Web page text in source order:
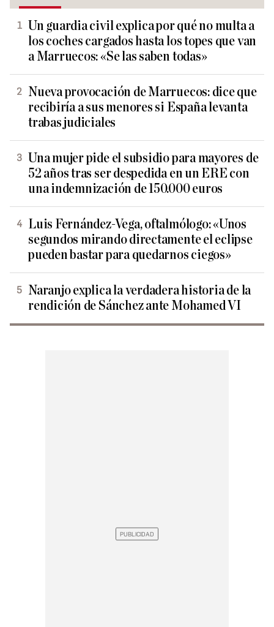
Un guardia civil explica por qué no multa a
los coches cargados hasta los topes que van
a Marruecos: «Se las saben todas»
Nueva provocación de Marruecos: dice que
recibiría a sus menores si España levanta
trabas judiciales
Una mujer pide el subsidio para mayores de
52 años tras ser despedida en un ERE con
una indemnización de 150.000 euros
Luis Fernández-Vega, oftalmólogo: «Unos
segundos mirando directamente el eclipse
pueden bastar para quedarnos ciegos»
Naranjo explica la verdadera historia de la
rendición de Sánchez ante Mohamed VI